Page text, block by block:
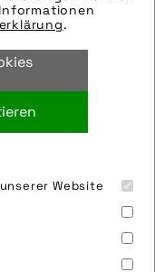
.
Website
velotechnik
,ornithologie
,